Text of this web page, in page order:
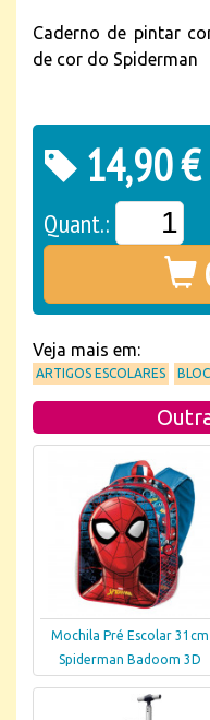
Caderno de pintar
de cor do Spiderman
14,90 €
Quant.:
Veja mais em:
ARTIGOS ESCOLARES
Mochila Pré Escolar 31cm
Spiderman Badoom 3D